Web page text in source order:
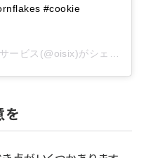
#cookie
ービス (@oisix)がシェアした投稿 -
を